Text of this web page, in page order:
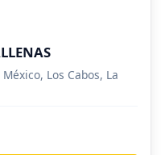
Los Cabos, La